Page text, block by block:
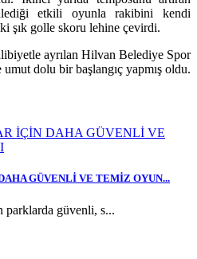
etkili oyunla rakibini kendi
iki şık golle skoru lehine çevirdi.
ayrılan Hilvan Belediye Spor
dolu bir başlangıç yapmış oldu.
GÜVENLİ VE TEMİZ OYUN...
parklarda güvenli, s...